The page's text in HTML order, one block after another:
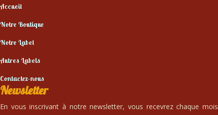
Accueil
Notre Boutique
Notre Label
Autres Labels
Contactez-nous
Newsletter
En vous inscrivant à notre newsletter, vous recevrez chaque mois